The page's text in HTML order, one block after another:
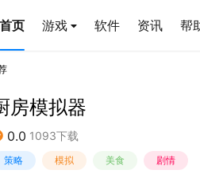
首页 游戏 软件 资讯 帮
房模拟器
0.0 1093下载
策略 模拟 美食 剧情